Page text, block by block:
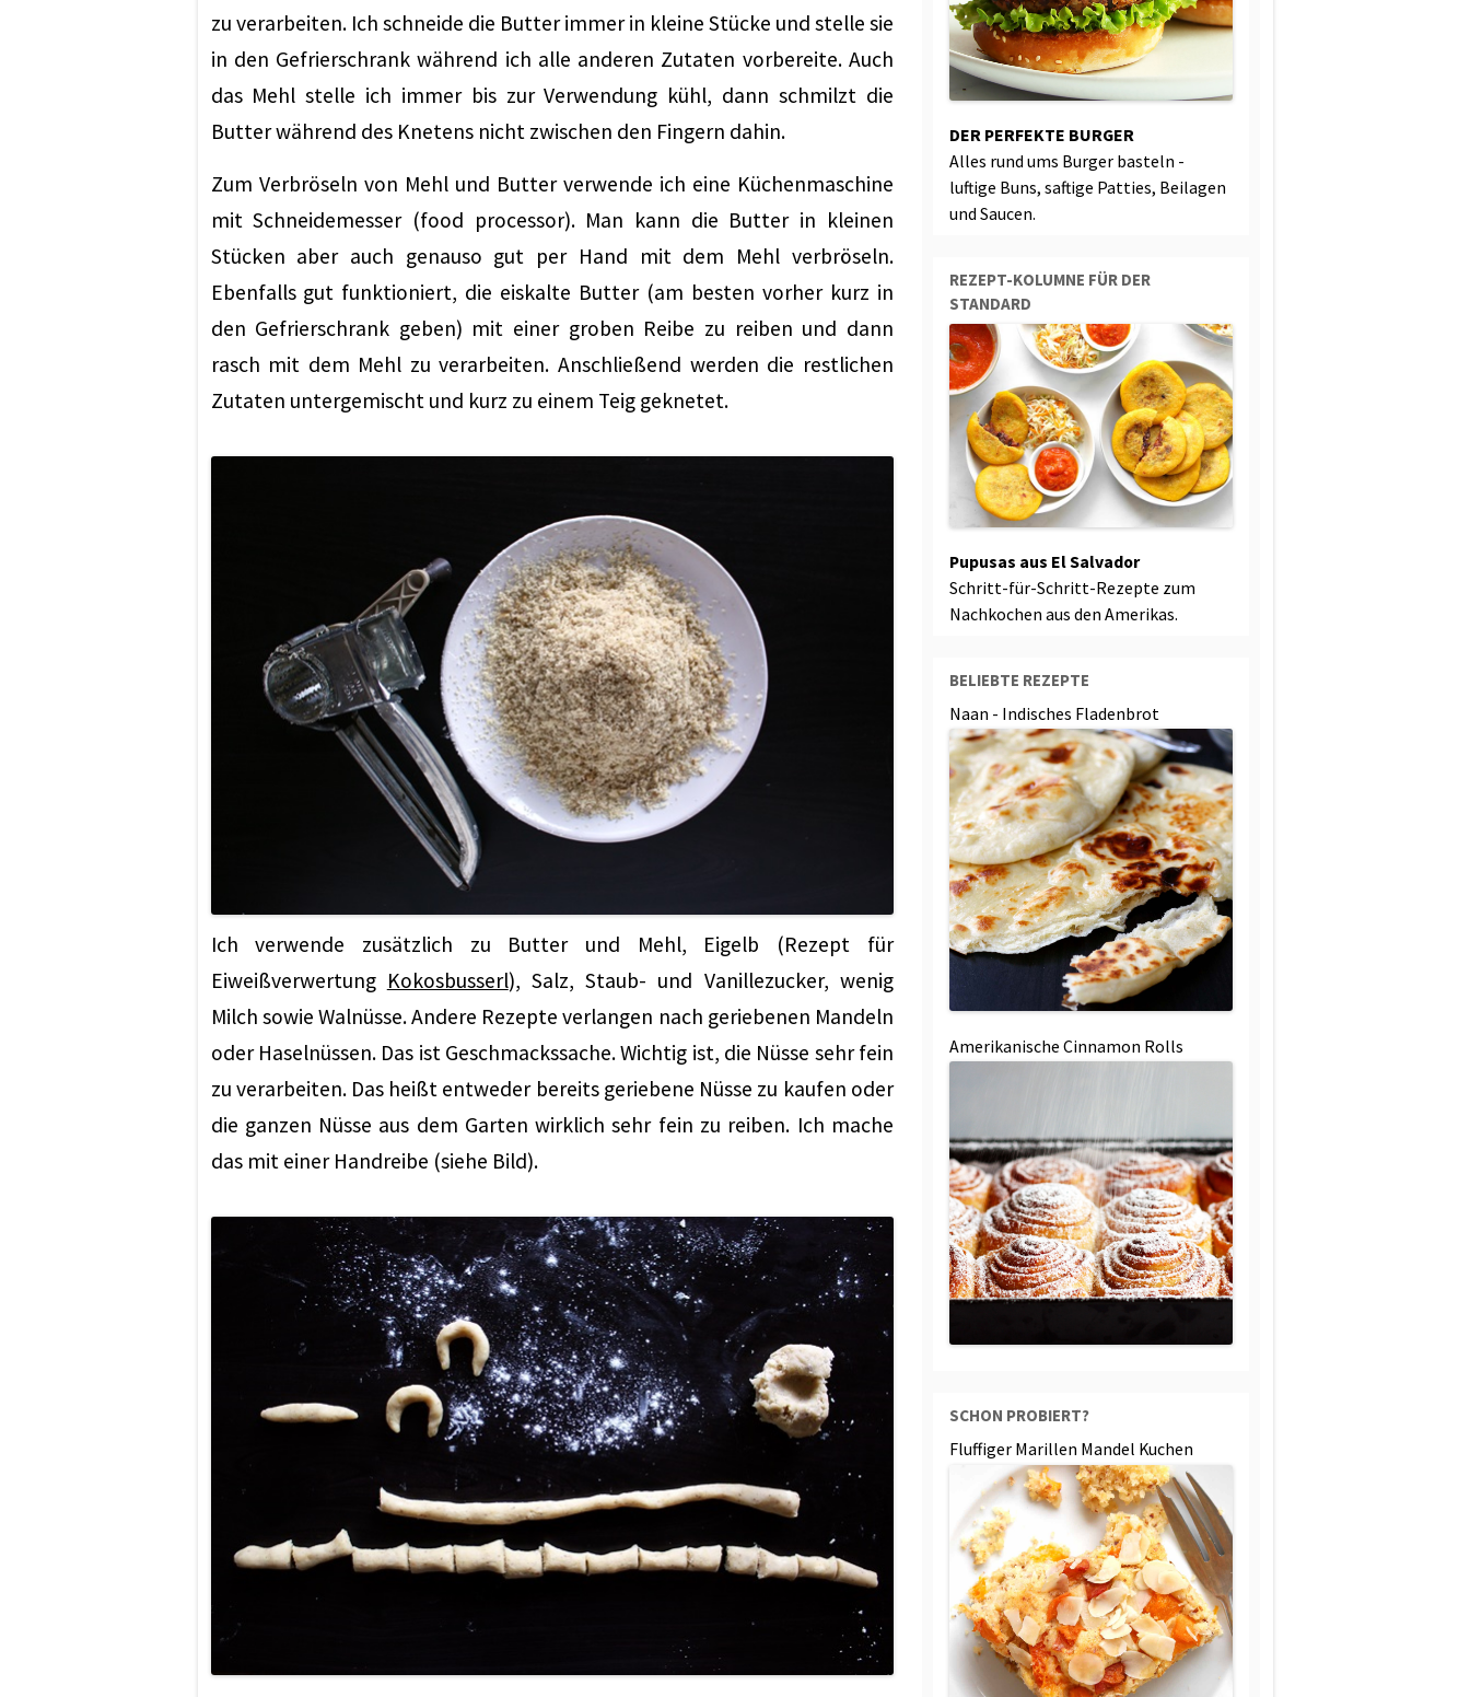
zu verarbeiten. Ich schneide die Butter immer in kleine Stücke und stelle sie
in den Gefrierschrank während ich alle anderen Zutaten vorbereite. Auch
das Mehl stelle ich immer bis zur Verwendung kühl, dann schmilzt die
Butter während des Knetens nicht zwischen den Fingern dahin.
Zum Verbröseln von Mehl und Butter verwende ich eine Küchenmaschine
mit Schneidemesser (food processor). Man kann die Butter in kleinen
Stücken aber auch genauso gut per Hand mit dem Mehl verbröseln.
Ebenfalls gut funktioniert, die eiskalte Butter (am besten vorher kurz in
den Gefrierschrank geben) mit einer groben Reibe zu reiben und dann
rasch mit dem Mehl zu verarbeiten. Anschließend werden die restlichen
Zutaten untergemischt und kurz zu einem Teig geknetet.
Ich verwende zusätzlich zu Butter und Mehl, Eigelb (Rezept für
Eiweißverwertung Kokosbusserl), Salz, Staub- und Vanillezucker, wenig
Milch sowie Walnüsse. Andere Rezepte verlangen nach geriebenen Mandeln
oder Haselnüssen. Das ist Geschmackssache. Wichtig ist, die Nüsse sehr fein
zu verarbeiten. Das heißt entweder bereits geriebene Nüsse zu kaufen oder
die ganzen Nüsse aus dem Garten wirklich sehr fein zu reiben. Ich mache
das mit einer Handreibe (siehe Bild).
DER PERFEKTE BURGER
Alles rund ums Burger basteln -
luftige Buns, saftige Patties, Beilagen
und Saucen.
REZEPT-KOLUMNE FÜR DER
STANDARD
Pupusas aus El Salvador
Schritt-für-Schritt-Rezepte zum
Nachkochen aus den Amerikas.
BELIEBTE REZEPTE
Naan - Indisches Fladenbrot
Amerikanische Cinnamon Rolls
SCHON PROBIERT?
Fluffiger Marillen Mandel Kuchen